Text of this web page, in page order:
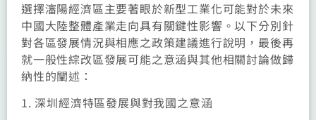
選擇瀋陽經濟區主要著眼於新型工業化可能對於未來
中國大陸整體產業走向具有關鍵性影響。以下分別針
對各區發展情況與相應之政策建議進行說明，最後再
就一般性綜改區發展可能之意涵與其他相關討論做歸
納性的闡述：
1. 深圳經濟特區發展與對我國之意涵